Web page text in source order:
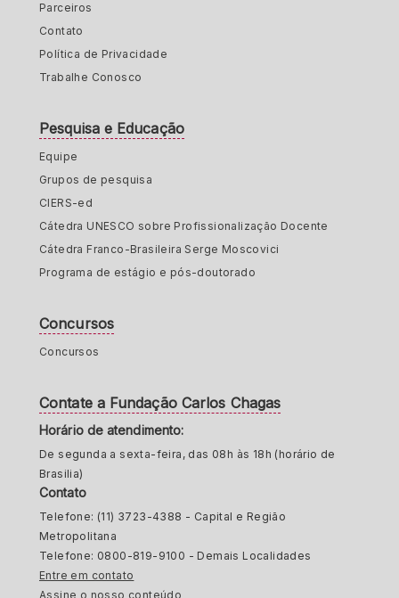
Parceiros
Contato
Política de Privacidade
Trabalhe Conosco
Pesquisa e Educação
Equipe
Grupos de pesquisa
CIERS-ed
Cátedra UNESCO sobre Profissionalização Docente
Cátedra Franco-Brasileira Serge Moscovici
Programa de estágio e pós-doutorado
Concursos
Concursos
Contate a Fundação Carlos Chagas
Horário de atendimento:
De segunda a sexta-feira, das 08h às 18h (horário de
Brasilia)
Contato
Telefone: (11) 3723-4388 - Capital e Região
Metropolitana
Telefone: 0800-819-9100 - Demais Localidades
Entre em contato
Assine o nosso conteúdo